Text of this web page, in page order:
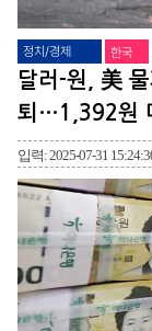
정치/경제 한국
달러-원, 美
퇴…1,392원
입력: 2025-07-31